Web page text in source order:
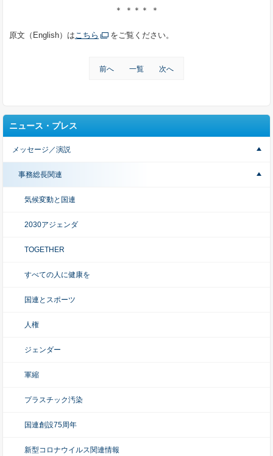
＊ ＊＊＊ ＊
原文（English）はこちら をご覧ください。
前へ 一覧 次へ
ニュース・プレス
メッセージ／演説
事務総長関連
気候変動と国連
2030アジェンダ
TOGETHER
すべての人に健康を
国連とスポーツ
人権
ジェンダー
軍縮
プラスチック汚染
国連創設75周年
新型コロナウイルス関連情報